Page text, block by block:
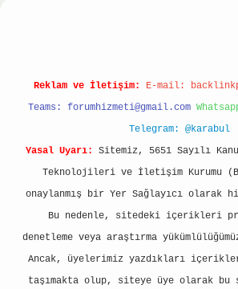
Reklam ve İletişim: E-mail:
Teams: forumhizmeti@gmail.com
Telegram: @karabul
Yasal Uyarı:
Sitemiz, 5651 Sayılı
Teknolojileri ve İletişim Kurumu
onaylanmış bir Yer Sağlayıcı olarak
Bu nedenle, sitedeki içerikleri
denetleme veya araştırma
Ancak, üyelerimiz yazdıkları
taşımakta olup, siteye üye olarak bu